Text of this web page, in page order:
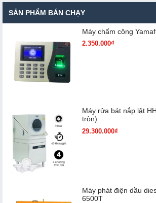
SẢN PHẨM BÁN CHẠY
Máy chấm cô​ng
2.350.000₫
Máy rửa bát nắp lật
tròn)
29.300.000₫
Máy phát điện dầu
6500T